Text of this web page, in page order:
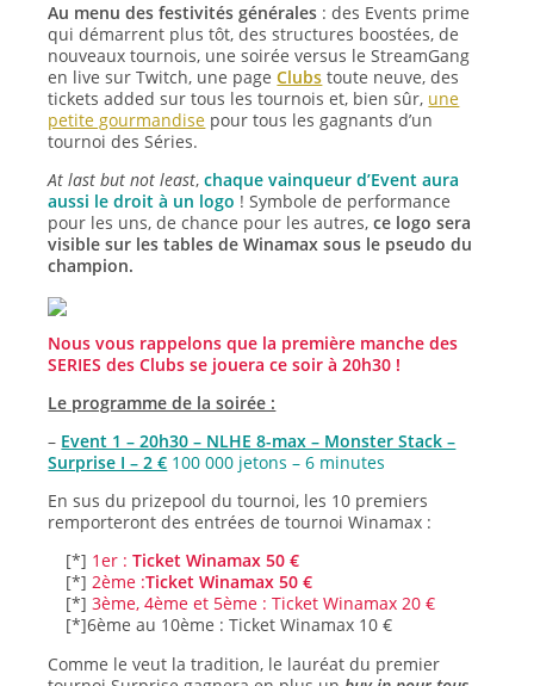
Au menu des festivités générales : des Events prime
qui démarrent plus tôt, des structures boostées, de
nouveaux tournois, une soirée versus le StreamGang
en live sur Twitch, une pageClubs toute neuve, des
tickets added sur tous les tournois et, bien sûr, une
petite gourmandise pour tous les gagnants d’un
tournoi des Séries.
At last but not least,chaque vainqueur d’Event aura
aussi le droit à un logo ! Symbole de performance
pour les uns, de chance pour les autres,ce logo sera
visible sur les tables de Winamax sous le pseudo du
champion.
Nous vous rappelons que la première manche des
SERIES des Clubs se jouera ce soir à 20h30 !
Le programme de la soirée :
– Event 1 – 20h30 – NLHE 8-max – Monster Stack –
Surprise I – 2 € 100 000 jetons – 6 minutes
En sus du prizepool du tournoi, les 10 premiers
remporteront des entrées de tournoi Winamax :
[*] 1er :Ticket Winamax 50 €
[*] 2ème :Ticket Winamax 50 €
[*] 3ème, 4ème et 5ème : Ticket Winamax 20 €
[*]6ème au 10ème : Ticket Winamax 10 €
Comme le veut la tradition, le lauréat du premier